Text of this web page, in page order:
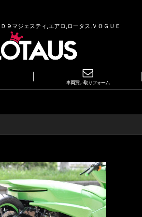
９マジェスティ,エアロ,ロータス,ＶＯＧＵＥ
車両買い取りフォーム